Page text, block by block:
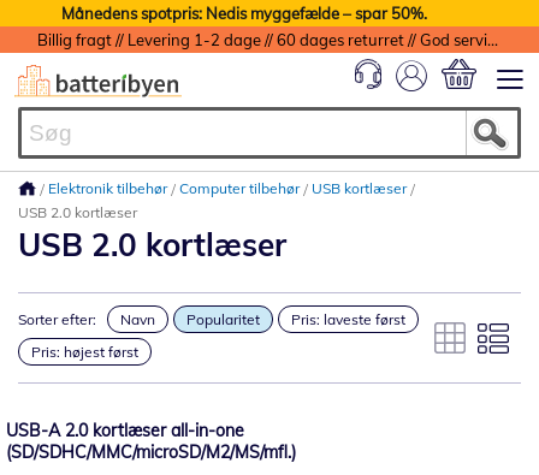
Månedens spotpris: Nedis myggefælde – spar 50%.
Billig fragt // Levering 1-2 dage // 60 dages returret // God service med garanti
Elektronik tilbehør Computer tilbehør
USB kortlæser
USB 2.0 kortlæser
USB 2.0 kortlæser
Sorter efter: Navn Popularitet
Pris: laveste først
Pris: højest først
USB-A 2.0 kortlæser all-in-one
(SD/SDHC/MMC/microSD/M2/MS/mfl.)